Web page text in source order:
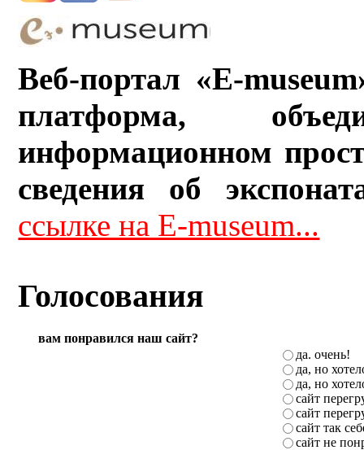
Веб-портал «E-
платформа,
информационном
сведения об
ссылке на E-museum...
Голосования
вам понравился наш сайт?
да. очень!
да, но
да, но
сайт
сайт
сайт так
сайт не